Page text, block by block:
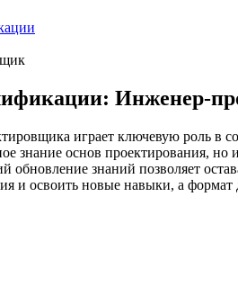
Инженер-
играет ключевую роль в
знание основ проектирования,
обновление знаний позволяет
и освоить новые навыки, а формат